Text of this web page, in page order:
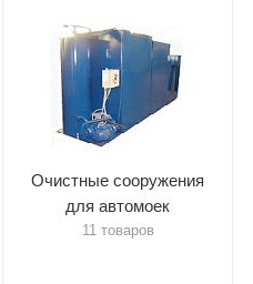
Очистные сооружения
для автомоек
11 товаров